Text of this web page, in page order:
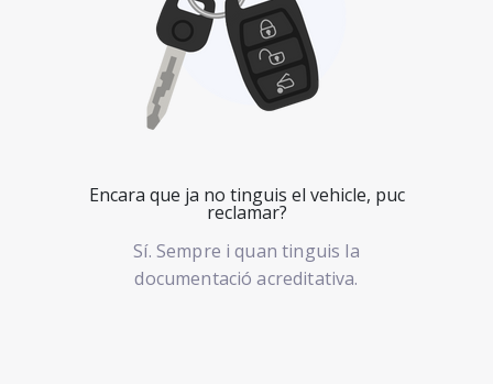
Encara que ja no tinguis el vehicle, puc
reclamar?
Sí. Sempre i quan tinguis la
documentació acreditativa.